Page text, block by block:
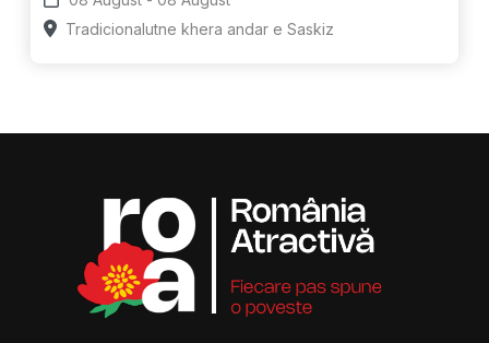
Tradicionalutne khera andar e Saskiz